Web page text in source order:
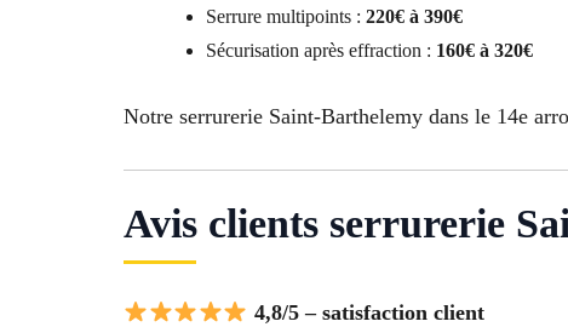
Serrure multipoints : 220€ à 390€
Sécurisation après effraction : 160€ à 320€
Notre serrurerie Saint-Barthelemy dans le 14e
Avis clients serrurerie
4,8/5 – satisfaction client